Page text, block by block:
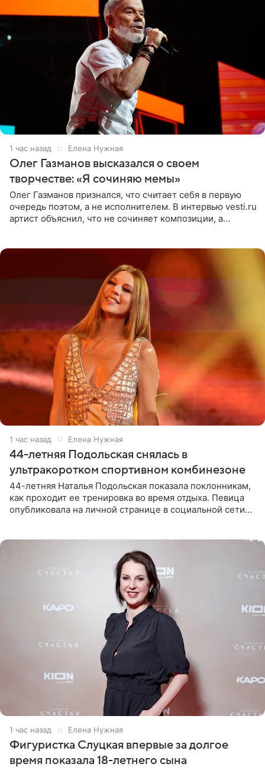
1 час назад Елена Нужная
Олег Газманов высказался о своем
творчестве: «Я сочиняю мемы»
Олег Газманов признался, что считает себя в первую
очередь поэтом, а не исполнителем. В интервью vesti.ru
артист объяснил, что не сочиняет композиции, а
1 час назад Елена Нужная
44-летняя Подольская снялась в
ультракоротком спортивном комбинезоне
44-летняя Наталья Подольская показала поклонникам,
как проходит ее тренировка во время отдыха. Певица
опубликовала на личной странице в социальной сети
1 час назад Елена Нужная
Фигуристка Слуцкая впервые за долгое
время показала 18-летнего сына